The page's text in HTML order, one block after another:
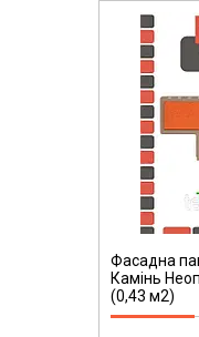
Фасадна
Камінь
(0,43 м2)